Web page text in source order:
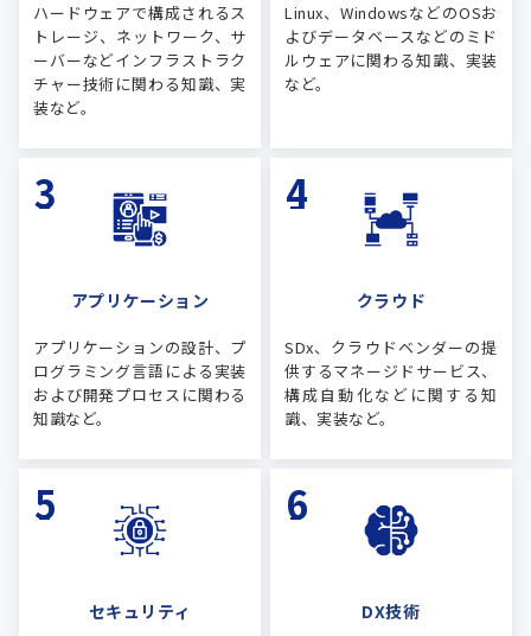
ハードウェアで構成されるス
トレージ、ネットワーク、サ
ーバーなどインフラストラク
チャー技術に関わる知識、実
装など。
Linux、WindowsなどのOSお
よびデータベースなどのミド
ルウェアに関わる知識、実装
など。
アプリケーション
アプリケーションの設計、プ
ログラミング言語による実装
および開発プロセスに関わる
知識など。
クラウド
SDx、クラウドベンダーの提
供するマネージドサービス、
構成自動化などに関する知
識、実装など。
セキュリティ DX技術